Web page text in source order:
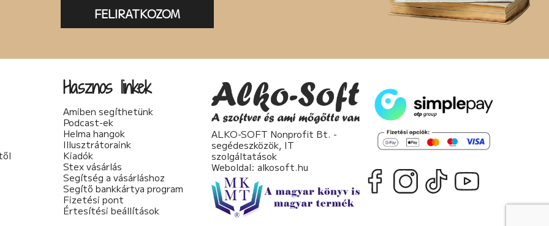
FELIRATKOZOM
Hasznos linkek
Amiben segíthetünk
Podcast-ek
Helma hangok
Illusztrátoraink
Kiadók
Stex vásárlás
Segítség a vásárláshoz
Segítő bankkártya program
Fizetési pont
Értesítési beállítások
ALKO-SOFT Nonprofit Bt. -
segédeszközök, IT
szolgáltatások
Weboldal: alkosoft.hu